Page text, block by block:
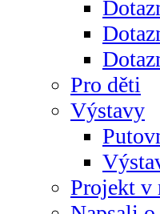
Pro děti
Výstavy
Projekt v